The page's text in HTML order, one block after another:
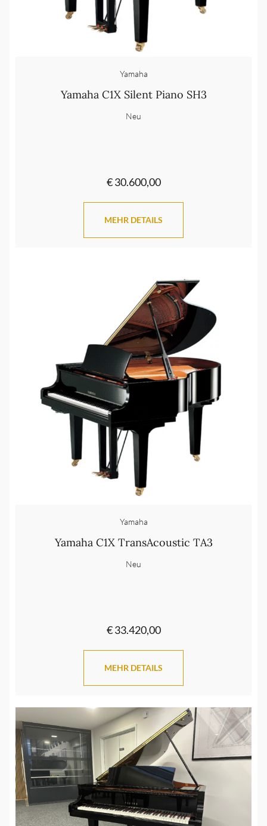
Yamaha
Yamaha C1X Silent Piano SH3
Neu
€ 30.600,00
MEHR DETAILS
Yamaha
Yamaha C1X TransAcoustic TA3
Neu
€ 33.420,00
MEHR DETAILS